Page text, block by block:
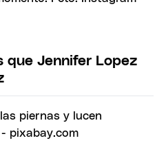
que Jennifer Lopez